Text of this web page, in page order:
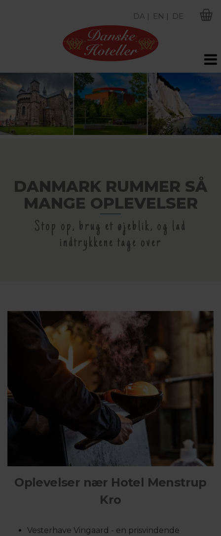
DA | EN | DE
DANMARK RUMMER SÅ
MANGE OPLEVELSER
Stop op, brug et øjeblik, og lad
indtrykkene tage over
Oplevelser nær Hotel Menstrup
Kro
Vesterhave Vingaard - en prisvindende